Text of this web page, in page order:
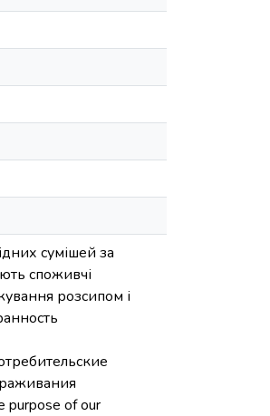
сумішей за
споживчі
розсипом і
purpose of our